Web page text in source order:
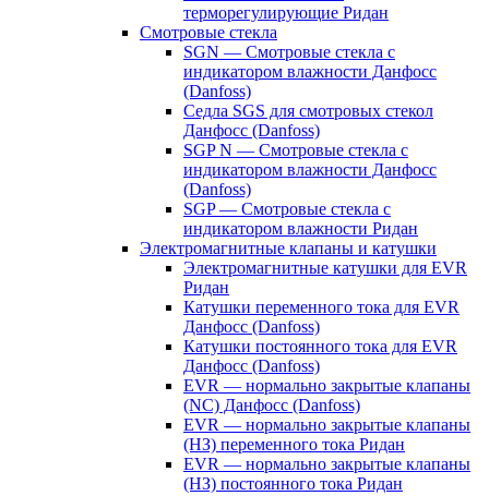
терморегулирующие Ридан
Смотровые стекла
SGN — Смотровые стекла с
индикатором влажности Данфосс
(Danfoss)
Седла SGS для смотровых стекол
Данфосс (Danfoss)
SGP N — Смотровые стекла с
индикатором влажности Данфосс
(Danfoss)
SGP — Смотровые стекла с
индикатором влажности Ридан
Электромагнитные клапаны и катушки
Электромагнитные катушки для EVR
Ридан
Катушки переменного тока для EVR
Данфосс (Danfoss)
Катушки постоянного тока для EVR
Данфосс (Danfoss)
EVR — нормально закрытые клапаны
(NC) Данфосс (Danfoss)
EVR — нормально закрытые клапаны
(НЗ) переменного тока Ридан
EVR — нормально закрытые клапаны
(НЗ) постоянного тока Ридан